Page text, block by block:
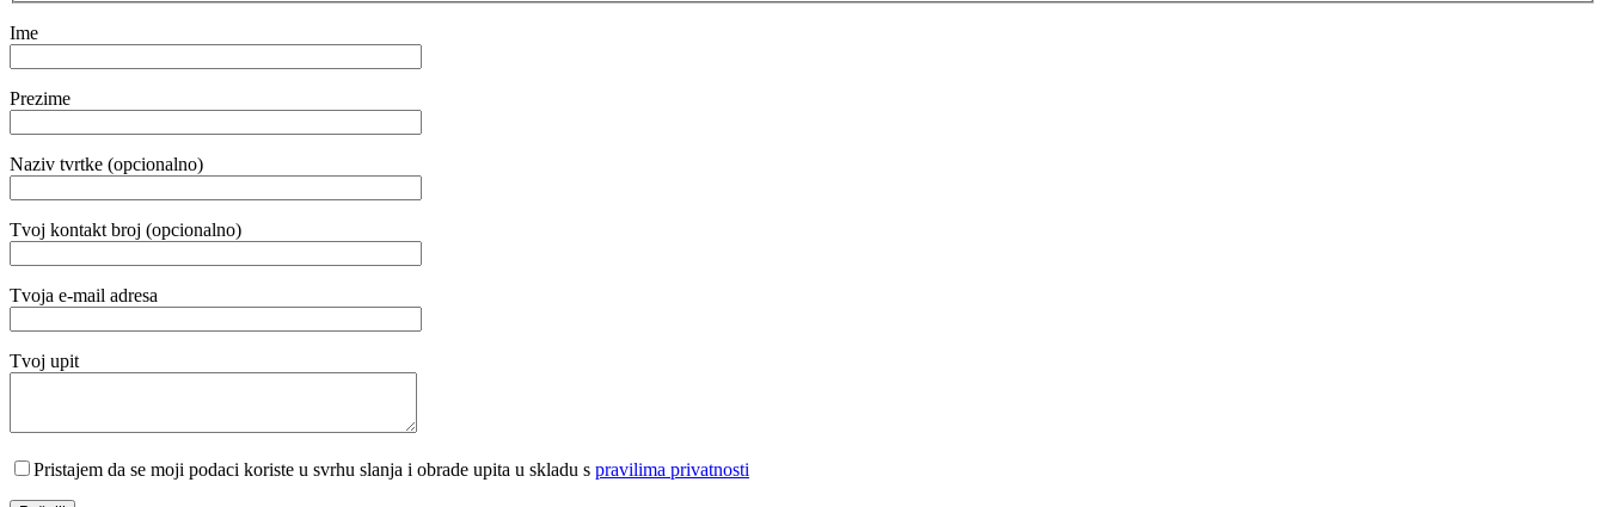
Ime
Prezime
Naziv tvrtke (opcionalno)
Tvoj kontakt broj (opcionalno)
Tvoja e-mail adresa
Tvoj upit
Pristajem da se moji podaci koriste u svrhu slanja i obrade upita u skladu s pravilima privatnosti